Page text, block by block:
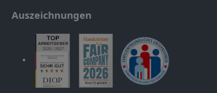
Auszeichnungen